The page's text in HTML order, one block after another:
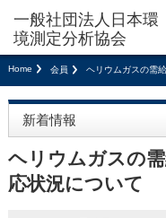
Home 会員 ヘリウムガスの需
新着情報
ヘリウムガスの
応状況について